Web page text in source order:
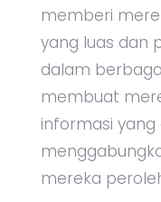
memberi
yang luas dan
dalam
membuat
informasi yang
mereka